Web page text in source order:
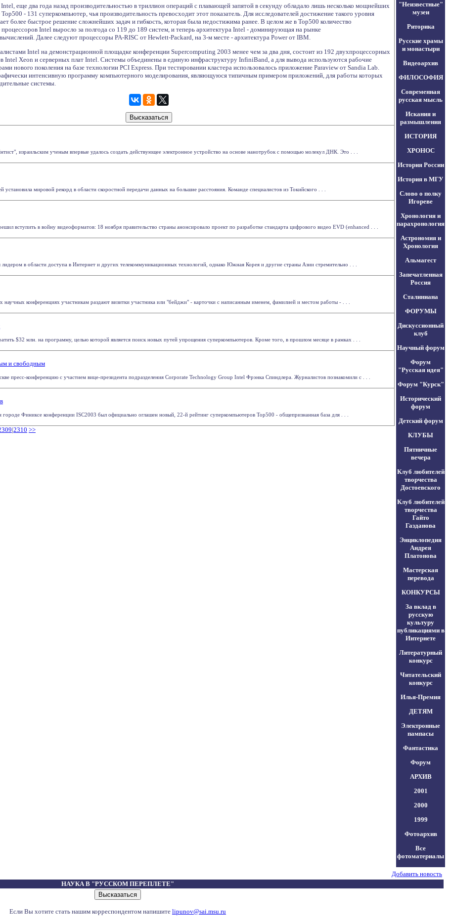
еще два года назад производительностью в триллион операций с плавающей запятой в секунду обладало лишь несколько мощнейших
- 131 суперкомпьютер, чья производительность превосходит этот показатель. Для исследователей достижение такого уровня
более быстрое решение сложнейших задач и гибкость, которая была недостижима ранее. В целом же в Top500 количество
Intel выросло за полгода со 119 до 189 систем, и теперь архитектура Intel - доминирующая на рынке
Далее следуют процессоры PA-RISC от Hewlett-Packard, на 3-м месте - архитектура Power от IBM.
Intel на демонстрационной площадке конференции Supercomputing 2003 менее чем за два дня, состоит из 192 двухпроцессорных
Intel Xeon и серверных плат Intel. Системы объединены в единую инфраструктуру InfiniBand, а для вывода используются рабочие
нового поколения на базе технологии PCI Express. При тестировании кластера использовалось приложение Paraview от Sandia Lab.
интенсивную программу компьютерного моделирования, являющуюся типичным примером приложений, для работы которых
системы.
израильским ученым впервые удалось создать действующее электронное устройство на основе нанотрубок с помощью молекул ДНК. Это . . .
установила мировой рекорд в области скоростной передачи данных на большие расстояния. Команде специалистов из Токийского . . .
вступить в войну видеоформатов: 18 ноября правительство страны анонсировало проект по разработке стандарта цифрового видео EVD (enhanced . . .
лидером в области доступа в Интернет и других телекоммуникационных технологий, однако Южная Корея и другие страны Азии стремительно . . .
научных конференциях участникам раздают визитки участника или "бейджи" - карточки с написанным именем, фамилией и местом работы - . . .
$32 млн. на программу, целью которой является поиск новых путей упрощения суперкомпьютеров. Кроме того, в прошлом месяце в рамках . . .
и свободным
пресс-конференцию с участием вице-президента подразделения Corporate Technology Group Intel Фрэнка Спиндлера. Журналистов познакомили с . . .
Финиксе конференции ISC2003 был официально оглашен новый, 22-й рейтинг суперкомпьютеров Top500 - общепризнанная база для . . .
|2310 >>
"Неизвестные"
музеи
Риторика
Русские храмы
и монастыри
Видеоархив
ФИЛОСОФИЯ
Современная
русская мысль
Искания и
размышления
ИСТОРИЯ
ХРОНОС
История России
История в МГУ
Слово о полку
Игореве
Хронология и
парахронология
Астрономия и
Хронология
Альмагест
Запечатленная
Россия
Сталиниана
ФОРУМЫ
Дискуссионный
клуб
Научный форум
Форум
"Русская идея"
Форум "Курск"
Исторический
форум
Детский форум
КЛУБЫ
Пятничные
вечера
Клуб любителей
творчества
Достоевского
Клуб любителей
творчества
Гайто
Газданова
Энциклопедия
Андрея
Платонова
Мастерская
перевода
КОНКУРСЫ
За вклад в
русскую
культуру
публикациями в
Интернете
Литературный
конкурс
Читательский
конкурс
Илья-Премия
ДЕТЯМ
Электронные
пампасы
Фантастика
Форум
АРХИВ
2001
2000
1999
Фотоархив
Все
фотоматериалы
Добавить новость
НАУКА В "РУССКОМ ПЕРЕПЛЕТЕ"
Если Вы хотите стать нашим корреспондентом напишите lipunov@sai.msu.ru